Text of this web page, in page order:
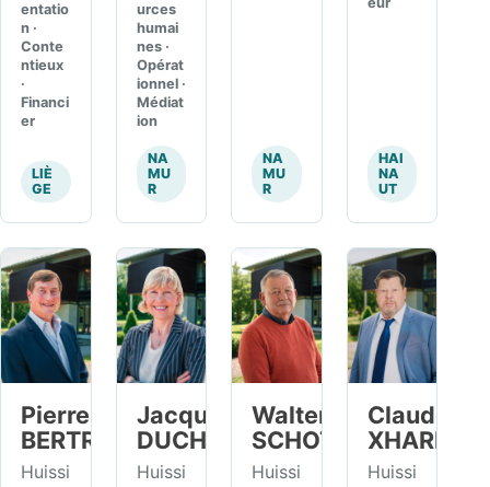
entatio
n ·
Conte
ntieux
·
Financi
er
LIÈ
GE
urces
humai
nes ·
Opérat
ionnel ·
Médiat
ion
NA
MU
R
NA
MU
R
HAI
NA
UT
Pierre
BERTRAND
Huissi
Jacqueline
DUCHATEAU
Huissi
Walter
SCHOTTE
Huissi
Claude
XHARDÉ
Huissi